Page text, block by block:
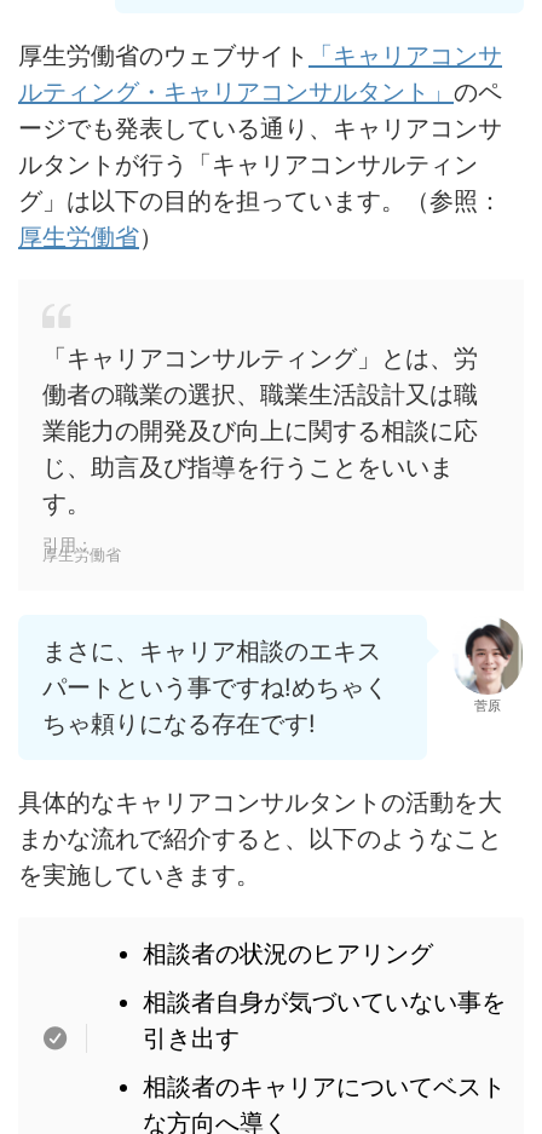
厚生労働省のウェブサイト
「キャリアコンサ
ルティング・キャリアコンサルタント」 のペ
ージでも発表している通り、キャリアコンサ
ルタントが行う「キャリアコンサルティン
グ」は以下の目的を担っています。（参照：
厚生労働省）
「キャリアコンサルティング」とは、労
働者の職業の選択、職業生活設計又は職
業能力の開発及び向上に関する相談に応
じ、助言及び指導を行うことをいいま
す。
引用：
厚生労働省
まさに、キャリア相談のエキス
パートという事ですね!めちゃく
ちゃ頼りになる存在です!
菅原
具体的なキャリアコンサルタントの活動を大
まかな流れで紹介すると、以下のようなこと
を実施していきます。
相談者の状況のヒアリング
相談者自身が気づいていない事を
引き出す
相談者のキャリアについてベスト
な方向へ導く